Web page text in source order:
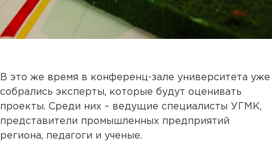
В это же время в конференц-зале университета уже
собрались эксперты, которые будут оценивать
проекты. Среди них – ведущие специалисты УГМК,
представители промышленных предприятий
региона, педагоги и ученые.